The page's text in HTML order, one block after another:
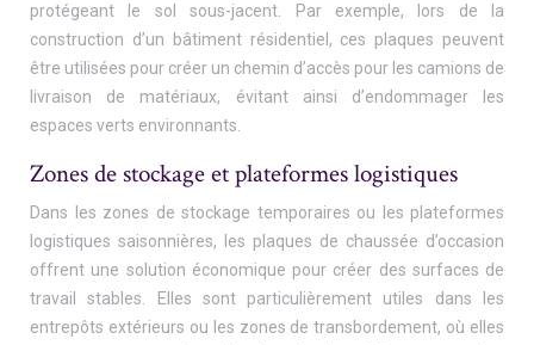
protégeant le sol sous-jacent. Par exemple, lors de la
construction d’un bâtiment résidentiel, ces plaques peuvent
être utilisées pour créer un chemin d’accès pour les camions de
livraison de matériaux, évitant ainsi d’endommager les
espaces verts environnants.
Zones de stockage et plateformes logistiques
Dans les zones de stockage temporaires ou les plateformes
logistiques saisonnières, les plaques de chaussée d’occasion
offrent une solution économique pour créer des surfaces de
travail stables. Elles sont particulièrement utiles dans les
entrepôts extérieurs ou les zones de transbordement, où elles